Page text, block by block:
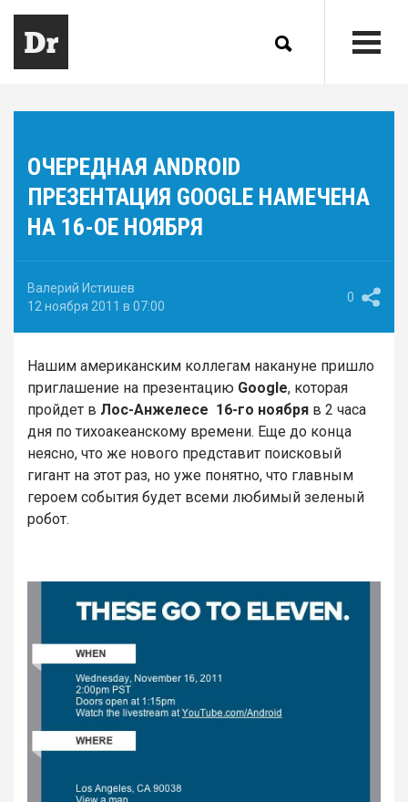
ОЧЕРЕДНАЯ ANDROID
ПРЕЗЕНТАЦИЯ GOOGLE НАМЕЧЕНА
НА 16-ОЕ НОЯБРЯ
Валерий Истишев
12 ноября 2011 в 07:00
0
Нашим американским коллегам накануне пришло
приглашение на презентацию Google, которая
пройдет в Лос-Анжелесе 16-го ноября в 2 часа
дня по тихоакеанскому времени. Еще до конца
неясно, что же нового представит поисковый
гигант на этот раз, но уже понятно, что главным
героем события будет всеми любимый зеленый
робот.